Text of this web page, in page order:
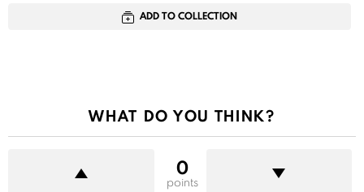
ADD TO COLLECTION
WHAT DO YOU THINK?
0
points